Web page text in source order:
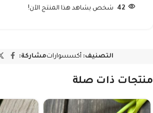
42 شخص يشاهد هذا المنتج الآن!
التصنيف: أكسسواراتمشاركة:
منتجات ذات صلة